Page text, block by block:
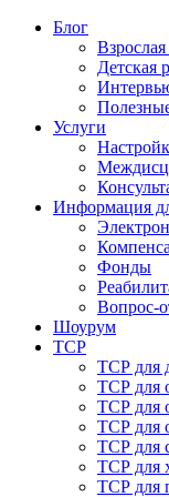
Блог
Детская
Услуги
Информация
Фонды
Вопрос-
Шоурум
ТСР
ТСР для
ТСР для
ТСР для
ТСР для
ТСР для
ТСР для
ТСР для